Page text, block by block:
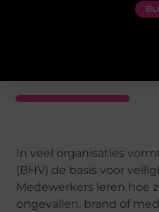
In veel organisaties
(BHV) de basis voor
Medewerkers leren hoe
ongevallen, brand of